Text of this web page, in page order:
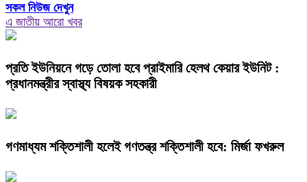
সকল নিউজ দেখুন
এ জাতীয় আরো খবর
প্রতি ইউনিয়নে গড়ে তোলা হবে প্রাইমারি হেলথ কেয়ার ইউনিট :
প্রধানমন্ত্রীর স্বাস্থ্য বিষয়ক সহকারী
গণমাধ্যম শক্তিশালী হলেই গণতন্ত্র শক্তিশালী হবে: মির্জা ফখরুল